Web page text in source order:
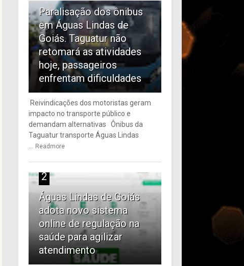
Paralisação dos ônibus
em Águas Lindas de
Goiás. Taguatur não
retomará as atividades
hoje, passageiros
enfrentam dificuldades
Reivindicações dos motoristas geram
impacto no transporte público e
demandam alternativas Ônibus da
Taguatur transporte Águas Lindas
Readmore
2
Águas Lindas de Goiás
adota novo sistema
online de regulação na
saúde para agilizar
atendimento